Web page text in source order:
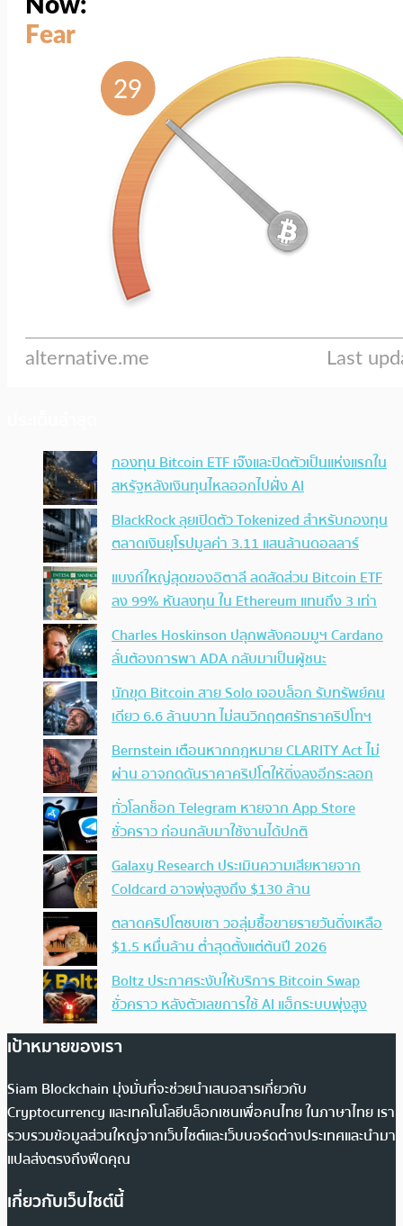
กองทุน Bitcoin ETF เจ๊งและปิดตัวเป็นแห่งแรกใน
สหรัฐหลังเงินทุนไหลออกไปฝั่ง AI
BlackRock ลุยเปิดตัว Tokenized สำหรับกองทุน
ตลาดเงินยุโรปมูลค่า 3.11 แสนล้านดอลลาร์
แบงก์ใหญ่สุดของอิตาลี ลดสัดส่วน Bitcoin ETF
ลง 99% หันลงทุน ใน Ethereum แทนถึง 3 เท่า
Charles Hoskinson ปลุกพลังคอมมูฯ Cardano
ลั่นต้องการพา ADA กลับมาเป็นผู้ชนะ
นักขุด Bitcoin สาย Solo เจอบล็อก รับทรัพย์คน
เดียว 6.6 ล้านบาท ไม่สนวิกฤตศรัทธาคริปโทฯ
Bernstein เตือนหากกฎหมาย CLARITY Act ไม่
ผ่าน อาจกดดันราคาคริปโตให้ดิ่งลงอีกระลอก
ทั่วโลกช็อก Telegram หายจาก App Store
ชั่วคราว ก่อนกลับมาใช้งานได้ปกติ
Galaxy Research ประเมินความเสียหายจาก
Coldcard อาจพุ่งสูงถึง $130 ล้าน
ตลาดคริปโตซบเซา วอลุ่มซื้อขายรายวันดิ่งเหลือ
$1.5 หมื่นล้าน ต่ำสุดตั้งแต่ต้นปี 2026
Boltz ประกาศระงับให้บริการ Bitcoin Swap
ชั่วคราว หลังตัวเลขการใช้ AI แฮ็กระบบพุ่งสูง
เป้าหมายของเรา
Siam Blockchain มุ่งมั่นที่จะช่วยนำเสนอสารเกี่ยวกับ
Cryptocurrency และเทคโนโลยีบล็อกเชนเพื่อคนไทย ในภาษาไทย เรา
รวบรวมข้อมูลส่วนใหญ่จากเว็บไซต์และเว็บบอร์ดต่างประเทศและนำมา
แปลส่งตรงถึงฟีดคุณ
เกี่ยวกับเว็บไซต์นี้